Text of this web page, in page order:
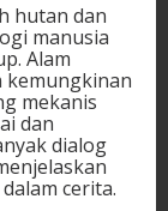
hutan dan
manusia
Alam
kemungkinan
mekanis
dan
dialog
cerita.